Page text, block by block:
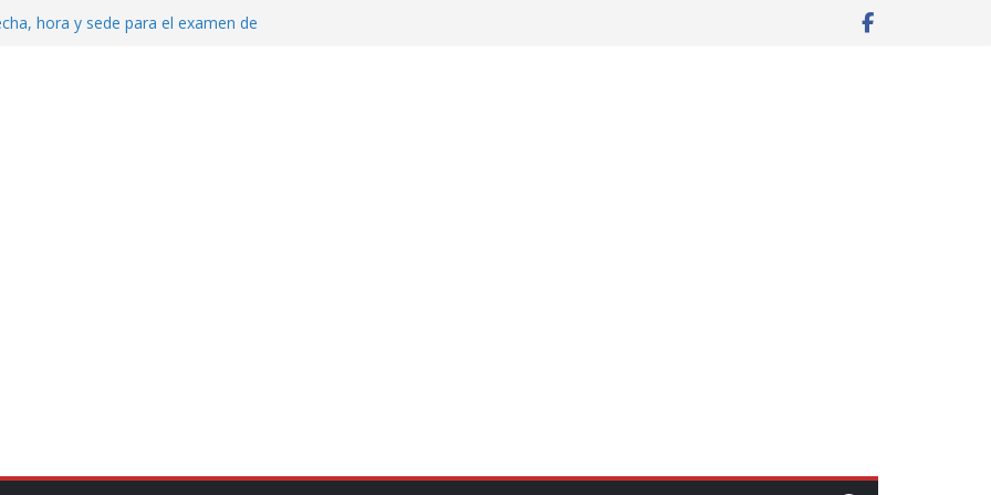
hora y sede para el examen de
no es asunto político: Sheinbaum